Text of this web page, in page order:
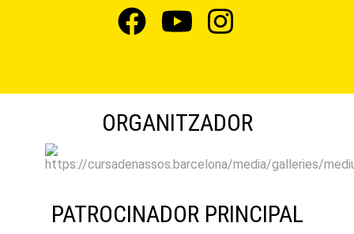
ORGANITZADOR
PATROCINADOR PRINCIPAL